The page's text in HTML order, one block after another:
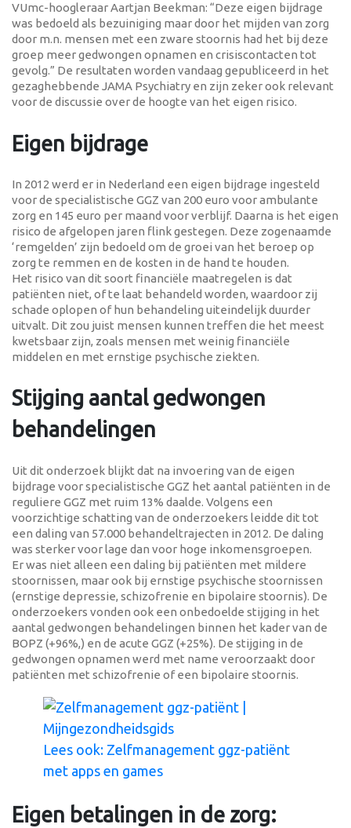
VUmc-hoogleraar Aartjan Beekman: “Deze eigen bijdrage
was bedoeld als bezuiniging maar door het mijden van zorg
door m.n. mensen met een zware stoornis had het bij deze
groep meer gedwongen opnamen en crisiscontacten tot
gevolg.” De resultaten worden vandaag gepubliceerd in het
gezaghebbende JAMA Psychiatry en zijn zeker ook relevant
voor de discussie over de hoogte van het eigen risico.
Eigen bijdrage
In 2012 werd er in Nederland een eigen bijdrage ingesteld
voor de specialistische GGZ van 200 euro voor ambulante
zorg en 145 euro per maand voor verblijf. Daarna is het eigen
risico de afgelopen jaren flink gestegen. Deze zogenaamde
‘remgelden’ zijn bedoeld om de groei van het beroep op
zorg te remmen en de kosten in de hand te houden.
Het risico van dit soort financiële maatregelen is dat
patiënten niet, of te laat behandeld worden, waardoor zij
schade oplopen of hun behandeling uiteindelijk duurder
uitvalt. Dit zou juist mensen kunnen treffen die het meest
kwetsbaar zijn, zoals mensen met weinig financiële
middelen en met ernstige psychische ziekten.
Stijging aantal gedwongen
behandelingen
Uit dit onderzoek blijkt dat na invoering van de eigen
bijdrage voor specialistische GGZ het aantal patiënten in de
reguliere GGZ met ruim 13% daalde. Volgens een
voorzichtige schatting van de onderzoekers leidde dit tot
een daling van 57.000 behandeltrajecten in 2012. De daling
was sterker voor lage dan voor hoge inkomensgroepen.
Er was niet alleen een daling bij patiënten met mildere
stoornissen, maar ook bij ernstige psychische stoornissen
(ernstige depressie, schizofrenie en bipolaire stoornis). De
onderzoekers vonden ook een onbedoelde stijging in het
aantal gedwongen behandelingen binnen het kader van de
BOPZ (+96%,) en de acute GGZ (+25%). De stijging in de
gedwongen opnamen werd met name veroorzaakt door
patiënten met schizofrenie of een bipolaire stoornis.
Lees ook: Zelfmanagement ggz-patiënt
met apps en games
Eigen betalingen in de zorg: